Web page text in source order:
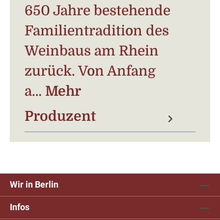
650 Jahre bestehende
Familientradition des
Weinbaus am Rhein
zurück. Von Anfang
a… Mehr
Produzent
Wir in Berlin
Infos